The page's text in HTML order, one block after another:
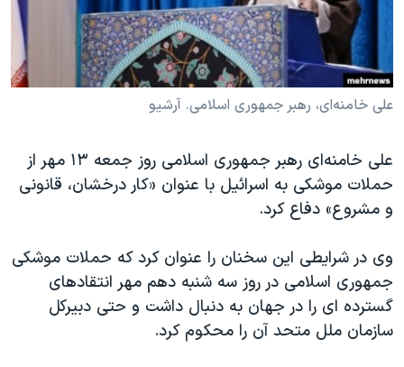
علم و فناوری
اسرائیل در جنگ
رمز مهسا
ورزش زنان در ایران
تریبونال مردمی آبان ۹۸
دادگاه حمید نوری
قانون شفافیت دارائی کادر رهبری ایران
اعتراضات مردمی آبان ۹۸
اسرائیل در جنگ
زبانهای مختلف
علی خامنه‌ای، رهبر جمهوری اسلامی. آرشیو
علی خامنه‌ای رهبر جمهوری اسلامی روز جمعه ۱۳ مهر از
حملات موشکی به اسرائیل با عنوان «کار درخشان، قانونی
و مشروع» دفاع کرد.
وی در شرایطی این سخنان را عنوان کرد که حملات موشکی
جمهوری اسلامی در روز سه شنبه دهم مهر انتقادهای
گسترده ای را در جهان به دنبال داشت و حتی دبیرکل
سازمان ملل متحد آن را محکوم کرد.